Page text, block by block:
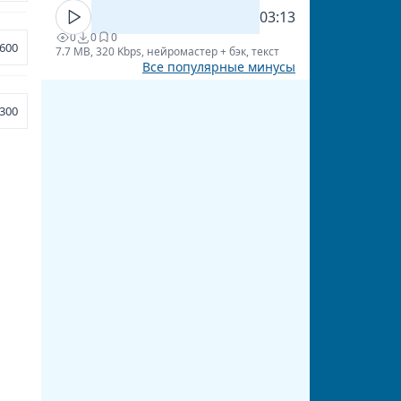
600
300
03:13
0 0
0
7.7 MB, 320 Kbps, нейромастер + бэк, текст
Все популярные минусы